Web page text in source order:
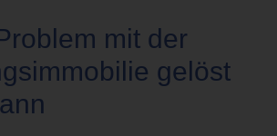
mit der
gelöst